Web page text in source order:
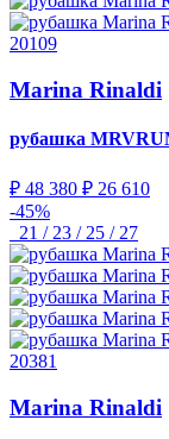
20109
Marina Rinaldi
рубашка
₽ 48 380 ₽ 26 610
-45%
21 / 23 / 25 / 27
20381
Marina Rinaldi